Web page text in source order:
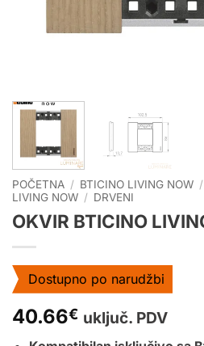
POČETNA / BTICINO LIVING NOW /
LIVING NOW / DRVENI
OKVIR BTICINO
Dostupno po narudžbi
40.66€ uključ. PDV